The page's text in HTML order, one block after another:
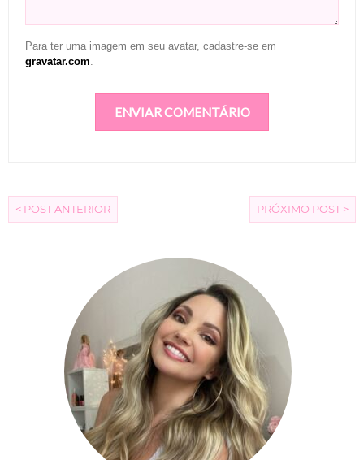
Para ter uma imagem em seu avatar, cadastre-se em
gravatar.com.
< POST ANTERIOR PRÓXIMO POST >